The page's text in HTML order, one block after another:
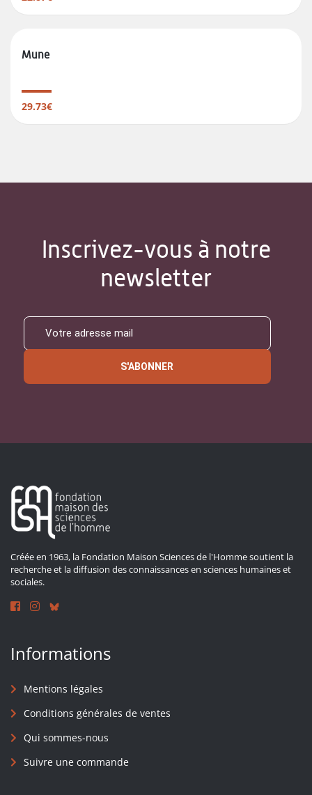
Mune
29.73€
Inscrivez-vous à notre
newsletter
S'ABONNER
Créée en 1963, la Fondation Maison Sciences de l'Homme soutient la
recherche et la diffusion des connaissances en sciences humaines et
sociales.
Informations
Mentions légales
Conditions générales de ventes
Qui sommes-nous
Suivre une commande